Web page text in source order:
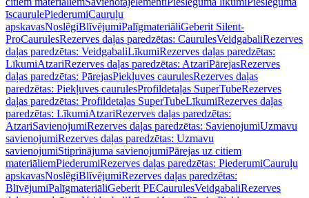
īscaurulePiederumiCauruļu
apskavasNoslēgiBlīvējumiPalīgmateriāliGeberit Silent-
ProCaurulesRezerves daļas paredzētas: CaurulesVeidgabaliRezerves
daļas paredzētas: VeidgabaliLīkumiRezerves daļas paredzētas:
LīkumiAtzariRezerves daļas paredzētas: AtzariPārejasRezerves
daļas paredzētas: PārejasPiekļuves caurulesRezerves daļas
paredzētas: Piekļuves caurulesProfildetaļas SuperTubeRezerves
daļas paredzētas: Profildetaļas SuperTubeLīkumiRezerves daļas
paredzētas: LīkumiAtzariRezerves daļas paredzētas:
AtzariSavienojumiRezerves daļas paredzētas: SavienojumiUzmavu
savienojumiRezerves daļas paredzētas: Uzmavu
savienojumiStiprinājuma savienojumiPārejas uz citiem
materiāliemPiederumiRezerves daļas paredzētas: PiederumiCauruļu
apskavasNoslēgiBlīvējumiRezerves daļas paredzētas:
BlīvējumiPalīgmateriāliGeberit PECaurulesVeidgabaliRezerves